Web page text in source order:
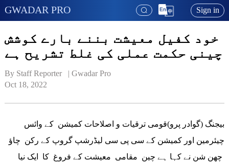
GWADAR PRO Sign in
خود کفیل معیشت بننے بارے کوشش
چینی حکمت عملی کی غلط تشریح ہے
By Staff Reporter   | Gwadar Pro
Oct 18, 2022
بیجنگ (گوادر پرو)قومی ترقیات و اصلاحات کمیشن کے وائس
چیئرمین اور کمیشن کے سی پی سی لیڈرشپ گروپ کے رکن چاؤ
چھن شن نے کہا ہے چین مقامی معیشت کے فروغ کا ایک نیا